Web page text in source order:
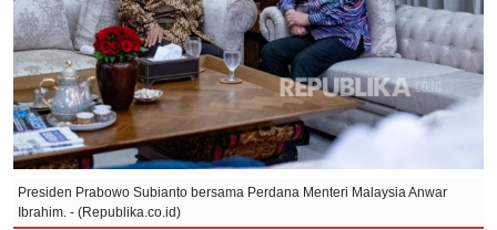
Presiden Prabowo Subianto bersama Perdana Menteri Malaysia Anwar
Ibrahim. - (Republika.co.id)